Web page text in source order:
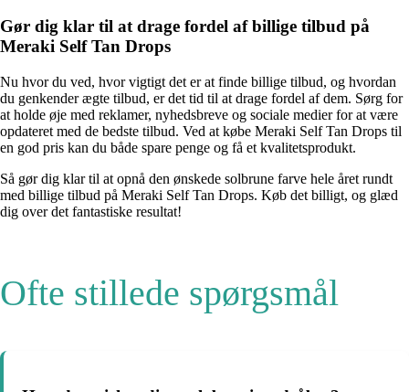
Gør dig klar til at drage fordel af billige tilbud på
Meraki Self Tan Drops
Nu hvor du ved, hvor vigtigt det er at finde billige tilbud, og hvordan
du genkender ægte tilbud, er det tid til at drage fordel af dem. Sørg for
at holde øje med reklamer, nyhedsbreve og sociale medier for at være
opdateret med de bedste tilbud. Ved at købe Meraki Self Tan Drops til
en god pris kan du både spare penge og få et kvalitetsprodukt.
Så gør dig klar til at opnå den ønskede solbrune farve hele året rundt
med billige tilbud på Meraki Self Tan Drops. Køb det billigt, og glæd
dig over det fantastiske resultat!
Ofte stillede spørgsmål